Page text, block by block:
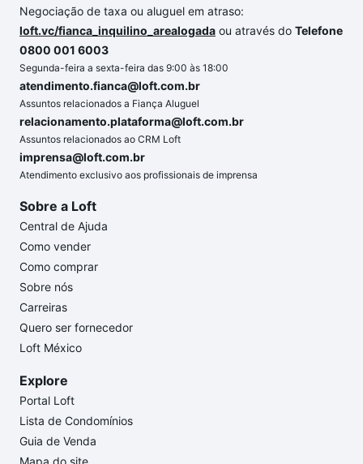
Negociação de taxa ou aluguel em atraso:
loft.vc/fianca_inquilino_arealogada ou através do Telefone
0800 001 6003
Segunda-feira a sexta-feira das 9:00 às 18:00
atendimento.fianca@loft.com.br
Assuntos relacionados a Fiança Aluguel
relacionamento.plataforma@loft.com.br
Assuntos relacionados ao CRM Loft
imprensa@loft.com.br
Atendimento exclusivo aos profissionais de imprensa
Sobre a Loft
Central de Ajuda
Como vender
Como comprar
Sobre nós
Carreiras
Quero ser fornecedor
Loft México
Explore
Portal Loft
Lista de Condomínios
Guia de Venda
Mapa do site